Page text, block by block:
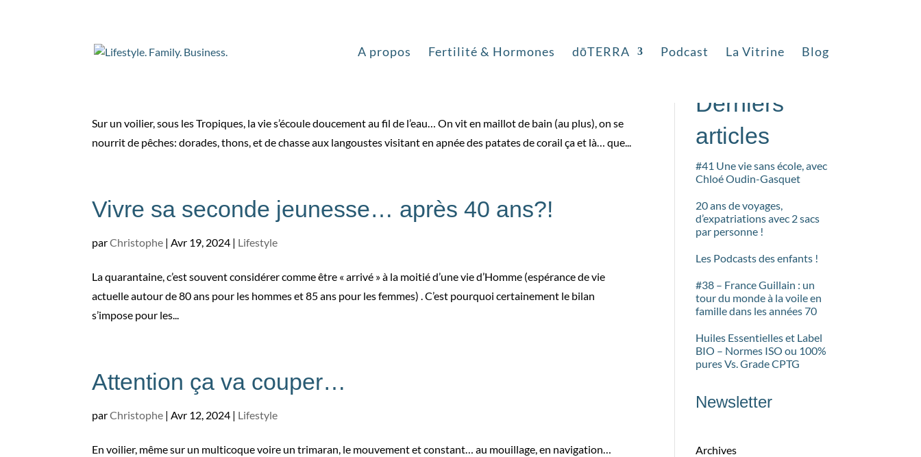
A propos Fertilité & Hormones dōTERRA Podcast La Vitrine Blog
Vivre d’amour et d’eau fraîche?
Sur un voilier, sous les Tropiques, la vie s’écoule doucement au fil de l’eau… On vit en maillot de bain (au plus), on se
nourrit de pêches: dorades, thons, et de chasse aux langoustes visitant en apnée des patates de corail ça et là… que...
Vivre sa seconde jeunesse… après 40 ans?!
parChristophe |Avr 19, 2024 | Lifestyle
La quarantaine, c’est souvent considérer comme être « arrivé » à la moitié d’une vie d’Homme (espérance de vie
actuelle autour de 80 ans pour les hommes et 85 ans pour les femmes) . C’est pourquoi certainement le bilan
s’impose pour les...
Attention ça va couper…
parChristophe |Avr 12, 2024 | Lifestyle
En voilier, même sur un multicoque voire un trimaran, le mouvement et constant… au mouillage, en navigation…
Rechercher
Derniers
articles
#41 Une vie sans école, avec
Chloé Oudin-Gasquet
20 ans de voyages,
d’expatriations avec 2 sacs
par personne !
Les Podcasts des enfants !
#38 – France Guillain : un
tour du monde à la voile en
famille dans les années 70
Huiles Essentielles et Label
BIO – Normes ISO ou 100%
pures Vs. Grade CPTG
Newsletter
Archives